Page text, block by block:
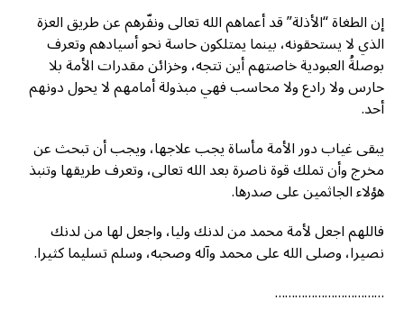
إن الطغاة “الأذلة” قد أعماهم الله تعالى ونفّرهم عن طريق العزة
الذي لا يستحقونه، بينما يمتلكون حاسة نحو أسيادهم وتعرف
بوصلةُ العبودية خاصتهم أين تتجه، وخزائن مقدرات الأمة بلا
حارس ولا رادع ولا محاسب فهي مبذولة أمامهم لا يحول دونهم
أحد.
يبقى غياب دور الأمة مأساة يجب علاجها، ويجب أن تبحث عن
مخرج وأن تملك قوة ناصرة بعد الله تعالى، وتعرف طريقها وتنبذ
هؤلاء الجاثمين على صدرها.
فاللهم اجعل لأمة محمد من لدنك وليا، واجعل لها من لدنك
نصيرا، وصلى الله على محمد وآله وصحبه، وسلم تسليما كثيرا.
……………………………